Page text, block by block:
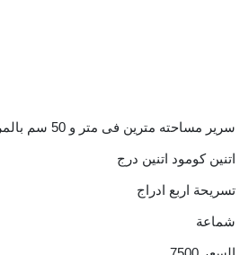
سرير مساحته مترين فى متر و 50 سم بالمرتبة
اتنين كومود اتنين درج
تسريحة اربع ادراج
شماعة